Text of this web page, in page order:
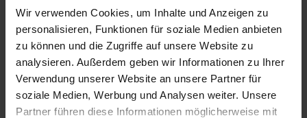
Wir verwenden Cookies, um Inhalte und Anzeigen zu
personalisieren, Funktionen für soziale Medien anbieten
zu können und die Zugriffe auf unsere Website zu
analysieren. Außerdem geben wir Informationen zu Ihrer
Verwendung unserer Website an unsere Partner für
soziale Medien, Werbung und Analysen weiter. Unsere
Partner führen diese Informationen möglicherweise mit
Arbeitsalltag. Dabei zeichnet es den erfolgreichen
Praktiker aus, dass er den richtigen Begriff im
rechten Moment zu verwenden weiß.
Dieser Band bietet für das Arbeiten mit der
französischen Rechtsterminologie eine Anleitung
und erste Einführung. Im Rahmen ausgewählter